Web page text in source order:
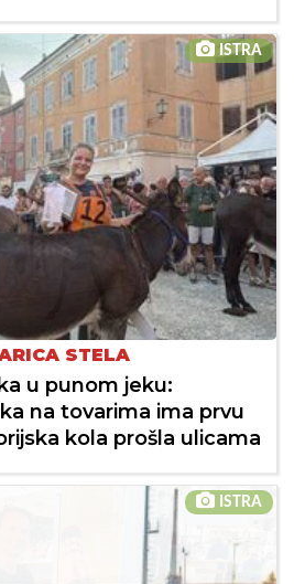
ISTRA
STELA
u punom jeku:
na tovarima ima prvu
kola prošla ulicama
ISTRA